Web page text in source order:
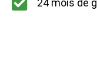
24 mois de